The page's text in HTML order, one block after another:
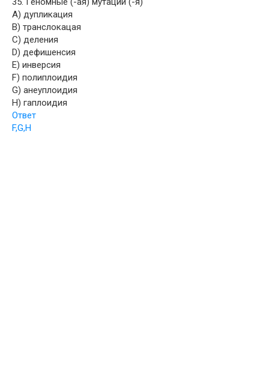
A) дупликация
B) транслокацая
C) деления
D) дефишенсия
E) инверсия
F) полиплоидия
G) анеуплоидия
H) гаплоидия
Ответ
F,G,H